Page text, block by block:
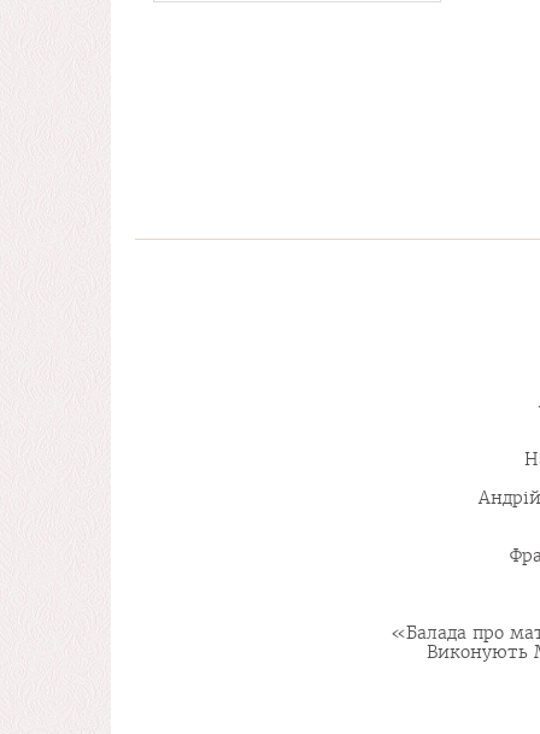
«Балада про
Виконують